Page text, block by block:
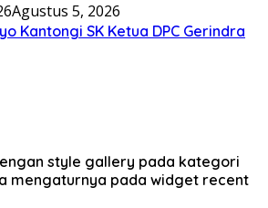
Agustus 5, 2026
Kantongi SK Ketua DPC Gerindra
style gallery pada kategori
mengaturnya pada widget recent